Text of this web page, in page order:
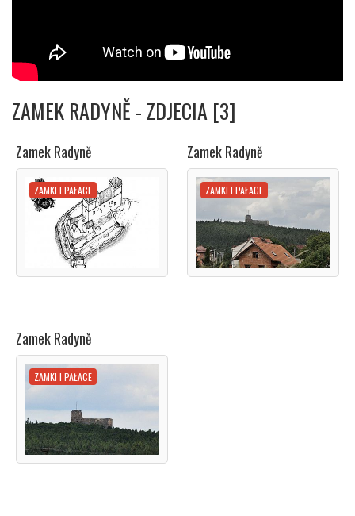
ZAMEK RADYNĚ - ZDJECIA [3]
Zamek Radyně
ZAMKI I PAŁACE
Zamek Radyně
ZAMKI I PAŁACE
Zamek Radyně
ZAMKI I PAŁACE